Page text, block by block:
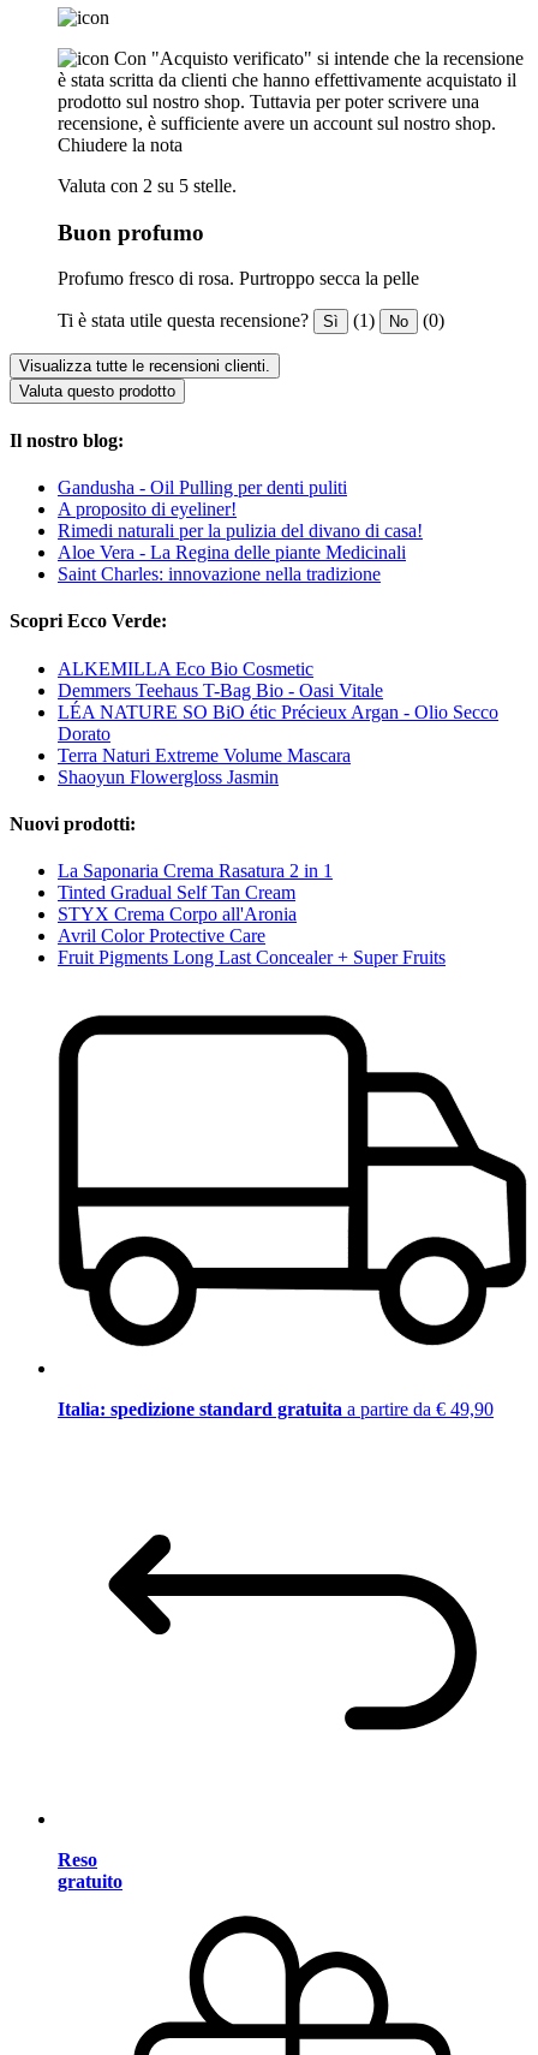
Con "Acquisto verificato" si intende che la recensione
è stata scritta da clienti che hanno effettivamente acquistato il
prodotto sul nostro shop. Tuttavia per poter scrivere una
recensione, è sufficiente avere un account sul nostro shop.
Chiudere la nota
Valuta con 2 su 5 stelle.
Buon profumo
Profumo fresco di rosa. Purtroppo secca la pelle
Ti è stata utile questa recensione? Sì (1) No (0)
Visualizza tutte le recensioni clienti.
Valuta questo prodotto
Il nostro blog:
Gandusha - Oil Pulling per denti puliti
A proposito di eyeliner!
Rimedi naturali per la pulizia del divano di casa!
Aloe Vera - La Regina delle piante Medicinali
Saint Charles: innovazione nella tradizione
Scopri Ecco Verde:
ALKEMILLA Eco Bio Cosmetic
Demmers Teehaus T-Bag Bio - Oasi Vitale
LÉA NATURE SO BiO étic Précieux Argan - Olio Secco
Dorato
Terra Naturi Extreme Volume Mascara
Shaoyun Flowergloss Jasmin
Nuovi prodotti:
La Saponaria Crema Rasatura 2 in 1
Tinted Gradual Self Tan Cream
STYX Crema Corpo all'Aronia
Avril Color Protective Care
Fruit Pigments Long Last Concealer + Super Fruits
Italia: spedizione standard gratuita a partire da € 49,90
Reso
gratuito